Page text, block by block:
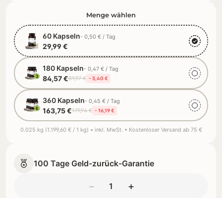
Menge wählen
60 Kapseln- 0,50 € / Tag
29,99 €
180 Kapseln- 0,47 € / Tag
84,57 €89,97 € - 5,40 €
360 Kapseln- 0,45 € / Tag
163,75 €179,94 € - 16,19 €
0.025 kg (1.199,60 € / 1 kg) • inkl. MwSt. • Kostenloser Versand ab 75 €
100 Tage Geld-zurück-Garantie
− +